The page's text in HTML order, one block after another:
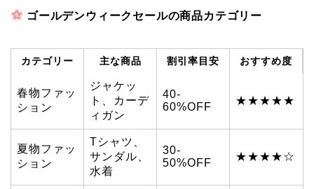
ゴールデンウィークセールの商品カテゴリー
カテゴリー 主な商品 割引率目安 おすすめ度
春物ファッ
ション
ジャケッ
ト、カーデ
ィガン
40-
60%OFF
★★★★★
夏物ファッ
ション
Tシャツ、
サンダル、
水着
30-
50%OFF
★★★★☆